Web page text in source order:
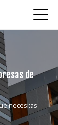
de
necesitas